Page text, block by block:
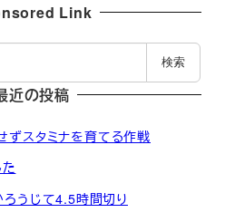
Link
検索
近の投稿
ずスタミナを育てる作戦
ろうじて4.5時間切り